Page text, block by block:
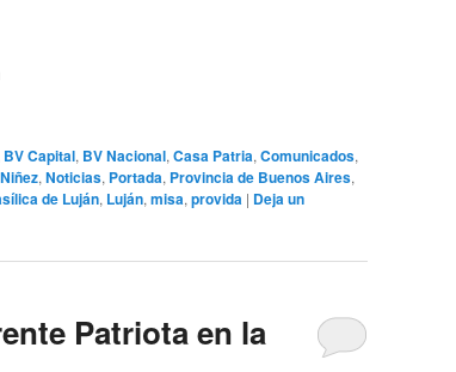
BV Capital, BV Nacional, Casa Patria, Comunicados,
Niñez, Noticias, Portada, Provincia de Buenos Aires,
de Luján, Luján, misa, provida | Deja un
Patriota en la